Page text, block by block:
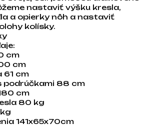
nastaviť výšku kresla,
a opierky nôh a nastaviť
kolísky.
cm
cm
61 cm
podrúčkami 88 cm
cm
80 kg
141x65x70cm